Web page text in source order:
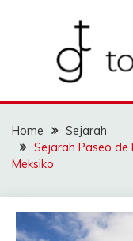
Home
Sejarah
Sejarah Paseo de
Meksiko